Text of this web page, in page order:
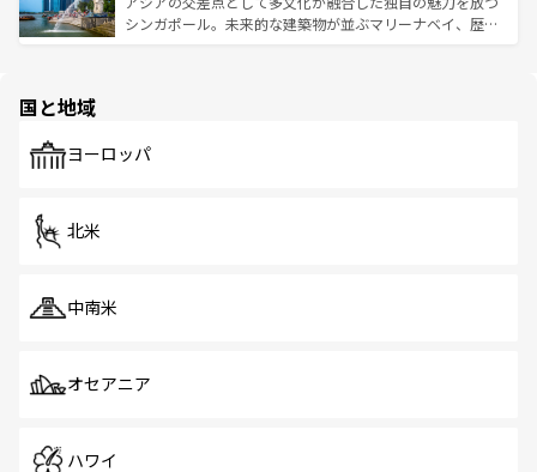
た文化、そして多様な観光資源が、訪れる旅人を魅了し続
うな絶景から文化的な体験まで、香港を存分に楽しみ尽く
シンガポール。未来的な建築物が並ぶマリーナベイ、歴史
で、ホーカーズは地元の風情を楽しめる外せないスポット
国と地域
ヨーロッパ
北米
中南米
オセアニア
ハワイ